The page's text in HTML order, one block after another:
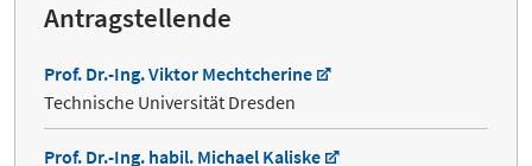
Antragstellende
Prof. Dr.-Ing. Viktor Mechtcherine
Technische Universität Dresden
Prof. Dr.-Ing. habil. Michael Kaliske